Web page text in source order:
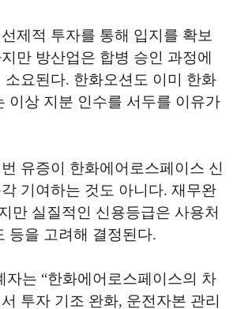
제적 투자를 통해 입지를 확보
만 방산업은 합병 승인 과정에
소요된다. 한화오션도 이미 한화
이상 지분 인수를 서두를 이유가
유증이 한화에어로스페이스 신
기여하는 것도 아니다. 재무완
만 실질적인 신용등급은 사용처
등을 고려해 결정된다.
자는 “한화에어로스페이스의 차
투자 기조 완화, 운전자본 관리